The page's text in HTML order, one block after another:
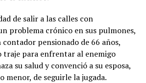
de salir a las calles con
problema crónico en sus pulmones,
pensionado de 66 años,
traje para enfrentar al enemigo
su salud y convenció a su esposa,
menor, de seguirle la jugada.